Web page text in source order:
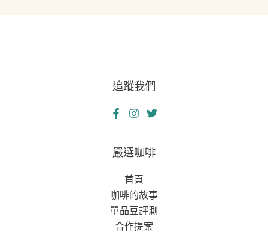
追蹤我們
嚴選咖啡
首頁
咖啡的故事
單品豆評測
合作提案